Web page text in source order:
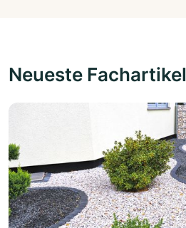
Neueste Fachartikel